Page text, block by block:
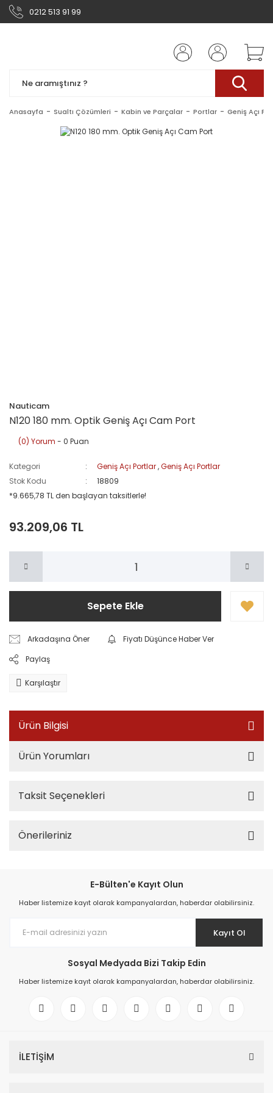
0212 513 91 99
Anasayfa Sualtı Çözümleri Kabin ve Parçalar Portlar Geniş Açı
Nauticam
N120 180 mm. Optik Geniş Açı Cam Port
(0) Yorum - 0 Puan
Kategori Geniş Açı Portlar,Geniş Açı Portlar
Stok Kodu
18809
*9.665,78 TL den başlayan taksitlerle!
93.209,06 TL
Sepete Ekle
Arkadaşına Öner
Fiyatı Düşünce Haber Ver
Paylaş
Karşılaştır
Ürün Bilgisi
Ürün Yorumları
Taksit Seçenekleri
Önerileriniz
E-Bülten'e Kayıt Olun
Haber listemize kayıt olarak kampanyalardan, haberdar olabilirsiniz.
Kayıt Ol
Sosyal Medyada Bizi Takip Edin
Haber listemize kayıt olarak kampanyalardan, haberdar olabilirsiniz.
İLETİŞİM